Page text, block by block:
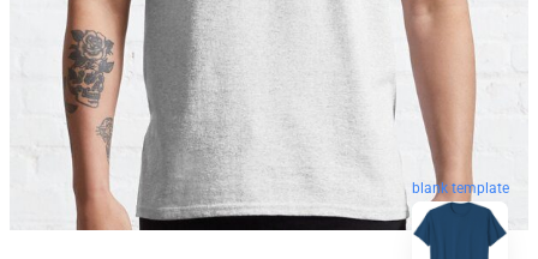
blank template